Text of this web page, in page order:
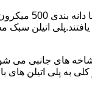
در سال
اتیلن سبک
های جانبی می
گرم بر سانتی متر مکعب،پلی اتیلن